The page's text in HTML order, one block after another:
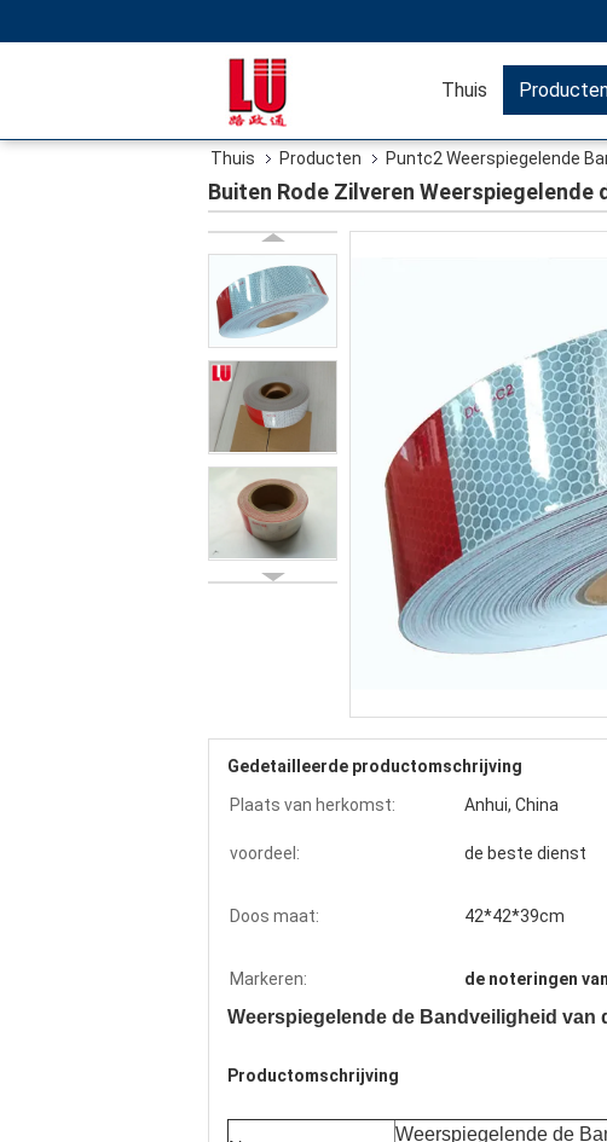
Thuis
Thuis Producten Puntc2 Weerspiegelende
Buiten Rode Zilveren
Gedetailleerde productomschrijving
Plaats van herkomst:
Anhui, China
voordeel: de beste dienst
Doos maat: 42*42*39cm
Markeren: de noteringen
Weerspiegelende de Bandveiligheid van
Productomschrijving
Weerspiegelende de